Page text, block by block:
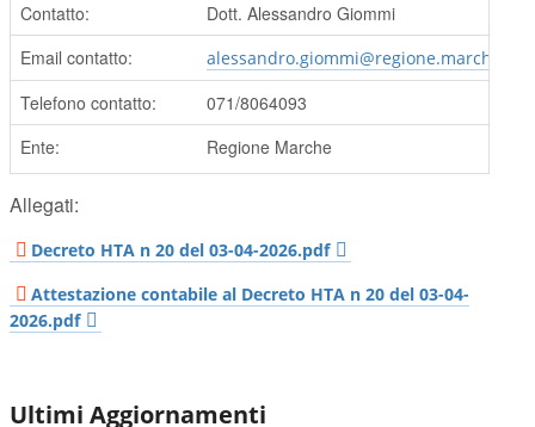
Contatto:
Dott. Alessandro Giommi
Email contatto:
alessandro.giommi@regione.marche.it
Telefono contatto:
071/8064093
Ente:
Regione Marche
Allegati:
Decreto HTA n 20 del 03-04-2026.pdf
Attestazione contabile al Decreto HTA n 20 del 03-04-
2026.pdf
Ultimi Aggiornamenti